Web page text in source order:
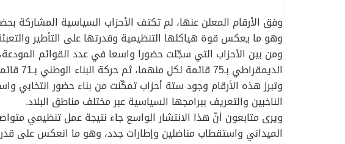
وفق الأرقام المعلن عنها، لم تكتف الأحزاب السياسية المشاركة
وهو ما يعكس قوة هياكلها التنظيمية وقدرتها على التأطير
الديمقراطي بـ75 قائمة لكل منهما، ثم حركة البناء الوطني بـ71 قائمة وحركة مجتمع السلم بـ70 قائمة، فيما سجّل حزب صوت الشعب حضورا لافتا بـ58 قائمة.
وتبرز هذه الأرقام وجود ستة أحزاب تمكّنت من بناء حضور انتخابي
الناخبين والتعريف ببرامجها السياسية عبر مختلف مناطق البلاد.
ويرى متابعون أنّ هذا الانتشار الواسع جاء نتيجة عمل تنظيمي
الميداني واستقطاب مناضلين وإطارات جدد، وهو ما انعكس على